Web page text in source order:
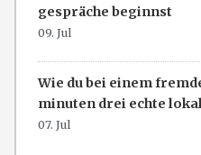
gespräche beginnst
09. Jul
Wie du bei einem
minuten drei echte
07. Jul